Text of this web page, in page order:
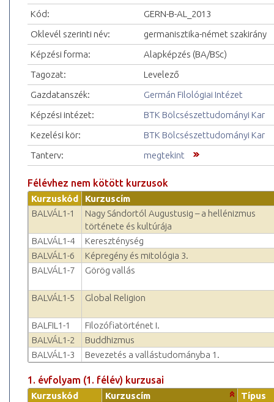
Kód:
GERN-B-AL_2013
Oklevél szerinti név:
germanisztika-német szakirány
Képzési forma:
Alapképzés (BA/BSc)
Tagozat:
Levelező
Gazdatanszék:
Germán Filológiai Intézet
Képzési intézet:
BTK Bölcsészettudományi Kar
Kezelési kör:
BTK Bölcsészettudományi Kar
Tanterv:
megtekint
Félévhez nem kötött kurzusok
Kurzuskód
Kurzuscím
BALVÁL1-1
Nagy Sándortól Augustusig – a hellénizmus
története és kultúrája
BALVÁL1-4
Kereszténység
BALVÁL1-6
Képregény és mitológia 3.
BALVÁL1-7
Görög vallás
BALVÁL1-5 Global Religion
BALFIL1-1
Filozófiatörténet I.
BALVÁL1-2
Buddhizmus
BALVÁL1-3
Bevezetés a vallástudományba 1.
1. évfolyam (1. félév) kurzusai
Kurzuskód Kurzuscím
Típus